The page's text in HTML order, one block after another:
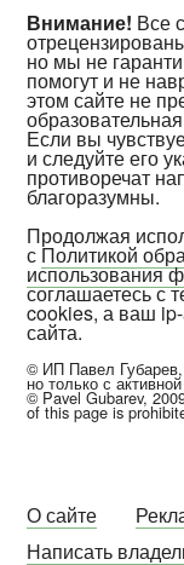
Внимание! Все
но мы не
помогут и не
этом сайте не
Если вы
и следуйте его
противоречат
благоразумны.
Продолжая
с Политикой
использования
соглашаетесь с
cookies, а ваш
сайта.
© ИП Павел
но только с
© Pavel Gubarev,
of this page is
О сайте
Написать